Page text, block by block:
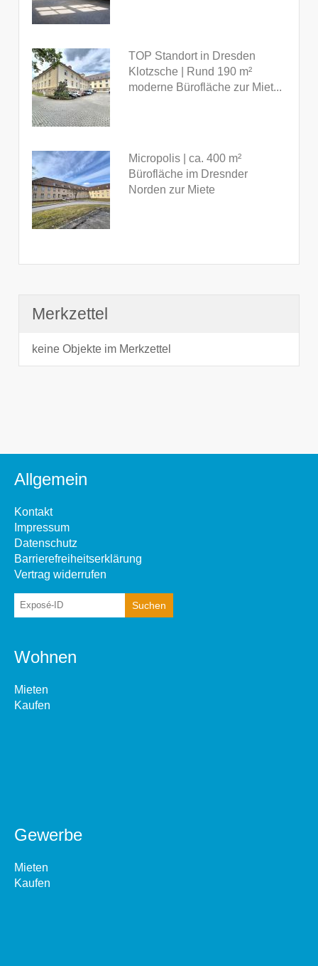
TOP Standort in Dresden
Klotzsche | Rund 190 m²
moderne Bürofläche zur Miet...
Micropolis | ca. 400 m²
Bürofläche im Dresnder
Norden zur Miete
Merkzettel
keine Objekte im Merkzettel
Allgemein
Kontakt
Impressum
Datenschutz
Barrierefreiheitserklärung
Vertrag widerrufen
Wohnen
Mieten
Kaufen
Gewerbe
Mieten
Kaufen